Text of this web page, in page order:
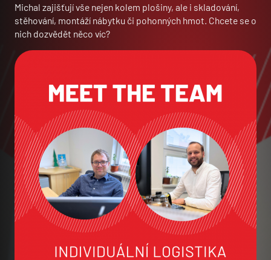
Michal zajišťují vše nejen kolem plošiny, ale i skladování,
stěhování, montáží nábytku či pohonných hmot. Chcete se o
nich dozvědět něco víc?